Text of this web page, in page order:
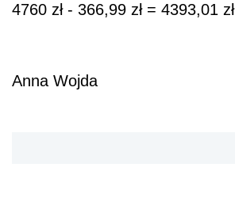
4760 zł - 366,99 zł = 4393,01 zł
Anna Wojda